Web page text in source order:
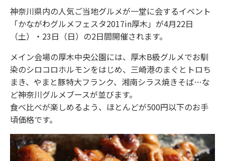
神奈川県内の人気ご当地グルメが一堂に会するイベント
「かながわグルメフェスタ2017in厚木」が4月22日
（土）・23日（日）の2日間開催されます。
メイン会場の厚木中央公園には、厚木B級グルメでお馴
染のシロコロホルモンをはじめ、三崎港のまぐとトロち
まき、やまと豚特大フランク、湘南シラス焼きそば…な
ど神奈川グルメブースが並びます。
食べ比べが楽しめるよう、ほとんどが500円以下のお手
頃価格です。